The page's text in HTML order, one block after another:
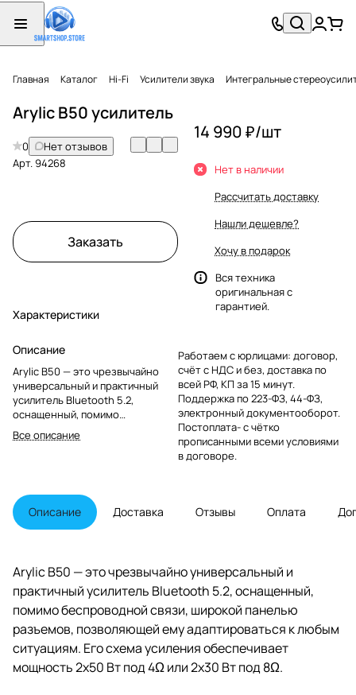
Главная Каталог Hi-Fi Усилители звука Интегральные
Arylic B50 усилитель
0
Нет отзывов
Арт.94268
Заказать
Характеристики
Описание
Arylic B50 — это чрезвычайно
универсальный и практичный
усилитель Bluetooth 5.2,
оснащенный, помимо
беспроводной связи, широкой
панелью разъемов,
обеспечивает мощность 2х50 Вт
под 4Ω или 2х30 Вт под 8Ω.
Все описание
14 990 ₽/шт
Нет в наличии
Рассчитать доставку
Нашли дешевле?
Хочу в подарок
Вся техника
оригинальная с
гарантией.
Работаем с юрлицами: договор,
счёт с НДС и без, доставка по
всей РФ, КП за 15 минут.
Поддержка по 223-ФЗ, 44-ФЗ,
электронный документооборот.
Постоплата- с чётко
прописанными всеми условиями
в договоре.
Описание Доставка Отзывы Оплата
Arylic B50 — это чрезвычайно универсальный и
практичный усилитель Bluetooth 5.2, оснащенный,
помимо беспроводной связи, широкой панелью
разъемов, позволяющей ему адаптироваться к любым
ситуациям. Его схема усиления обеспечивает
мощность 2х50 Вт под 4Ω или 2х30 Вт под 8Ω.